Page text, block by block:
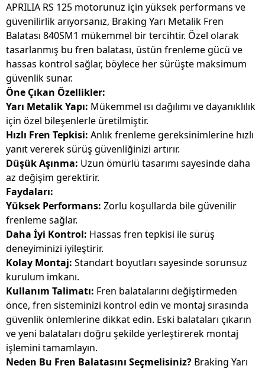
APRILIA RS 125 motorunuz için yüksek performans ve
güvenilirlik arıyorsanız, Braking Yarı Metalik Fren
Balatası 840SM1 mükemmel bir tercihtir. Özel olarak
tasarlanmış bu fren balatası, üstün frenleme gücü ve
hassas kontrol sağlar, böylece her sürüşte maksimum
güvenlik sunar.
Öne Çıkan Özellikler:
Yarı Metalik Yapı: Mükemmel ısı dağılımı ve dayanıklılık
için özel bileşenlerle üretilmiştir.
Hızlı Fren Tepkisi: Anlık frenleme gereksinimlerine hızlı
yanıt vererek sürüş güvenliğinizi artırır.
Düşük Aşınma: Uzun ömürlü tasarımı sayesinde daha
az değişim gerektirir.
Faydaları:
Yüksek Performans: Zorlu koşullarda bile güvenilir
frenleme sağlar.
Daha İyi Kontrol: Hassas fren tepkisi ile sürüş
deneyiminizi iyileştirir.
Kolay Montaj: Standart boyutları sayesinde sorunsuz
kurulum imkanı.
Kullanım Talimatı: Fren balatalarını değiştirmeden
önce, fren sisteminizi kontrol edin ve montaj sırasında
güvenlik önlemlerine dikkat edin. Eski balataları çıkarın
ve yeni balataları doğru şekilde yerleştirerek montaj
işlemini tamamlayın.
Neden Bu Fren Balatasını Seçmelisiniz? Braking Yarı